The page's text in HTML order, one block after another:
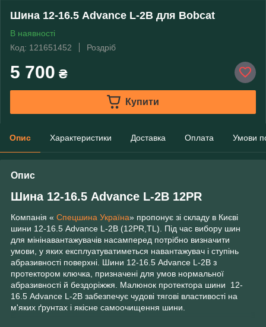
Шина 12-16.5 Advance L-2B для Bobcat
В наявності
Код: 121651452
Роздріб
5 700 ₴
Купити
Опис Характеристики Доставка Оплата Умови
Опис
Шина 12-16.5 Advance L-2B 12PR
Компанія « Спецшина Україна» пропонує зі складу в Києві
шини 12-16.5 Advance L-2B (12PR,TL). Під час вибору шин
для мінінавантажувачів насамперед потрібно визначити
умови, у яких експлуатуватиметься навантажувач і ступінь
абразивності поверхні. Шини 12-16.5 Advance L-2B з
протектором ключка, призначені для умов нормальної
абразивності й бездоріжжя. Малюнок протектора шини 12-
16.5 Advance L-2B забезпечує чудові тягові властивості на
м'яких ґрунтах і якісне самоочищення шини.